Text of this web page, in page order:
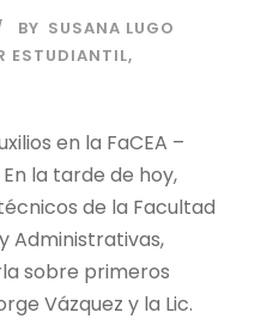
BY SUSANA LUGO
ESTUDIANTIL,
en la FaCEA –
la tarde de hoy,
de la Facultad
Administrativas,
sobre primeros
Vázquez y la Lic.